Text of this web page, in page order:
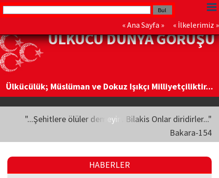
« Ana Sayfa » « İlkelerimiz »
ÜLKÜCÜ DÜNYA GÖRÜŞÜ
Ülkücülük; Müslüman ve Dokuz Işıkçı Milliyetçiliktir...
"...Şehitlere ölüler demeyin. Bilakis Onlar diridirler..."
Bakara-154
HABERLER